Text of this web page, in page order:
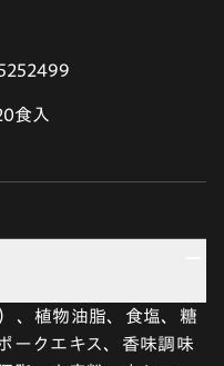
食入
、植物油脂、食塩、糖
ークエキス、香味調味